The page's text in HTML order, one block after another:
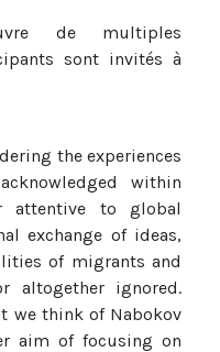
de multiples
sont invités à
the experiences
within
attentive to global
exchange of ideas,
of migrants and
altogether ignored.
we think of Nabokov
aim of focusing on